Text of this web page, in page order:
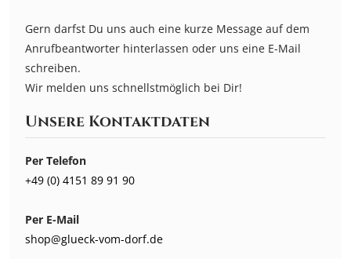
Genusswelt
Geschenksets
Home
&
Fashion
&
Karten
Gern darfst Du uns auch eine kurze Message auf dem
Anrufbeantworter hinterlassen oder uns eine E-Mail
schreiben.
Wir melden uns schnellstmöglich bei Dir!
Unsere Kontaktdaten
Per Telefon
+49 (0) 4151 89 91 90
Per E-Mail
shop@glueck-vom-dorf.de